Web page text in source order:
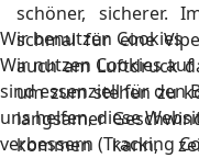
schöner, sicherer.
schmal für eine
auch am Luftdruck
um zum stehen zu
langsamer
kommen kann,
Wir benutzen Cookies
Wir nutzen Cookies
sind essenziell für den
uns helfen, diese
verbessern (Tracking